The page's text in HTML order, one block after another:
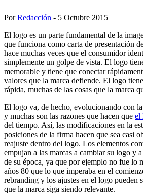
PorRedacción - 5 Octubre 2015
El logo es un parte fundamental de la
que funciona como carta de presentación
hace muchas veces que el consumidor
simplemente un golpe de vista. El logo
memorable y tiene que conectar
valores que la marca defiende. El logo
rápida, muchas de las cosas que la marca
El logo va, de hecho, evolucionando con
y muchas son las razones que hacen que el
del tiempo. Así, las modificaciones en la
posiciones de la firma hacen que sea casi
reajuste dentro del logo. Los elementos
empujan a las marcas a cambiar su logo y
de su época, ya que por ejemplo no fue lo
años 80 que lo que imperaba en el
rebranding y los ajustes en el logo pueden
que la marca siga siendo relevante.